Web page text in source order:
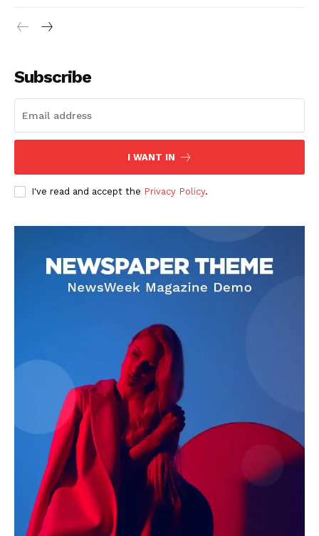
DOWNLOAD NOW
AIN NEWS 1
Contact Us
About Us
Privacy Policy
Terms of Use Agreement
Facebook
X WhatsApp
Share
Subscribe
I WANT IN
I've read and accept the Privacy Policy.